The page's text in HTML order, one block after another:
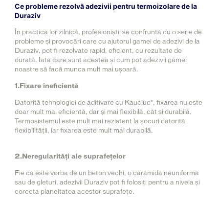
Ce probleme rezolvă adezivii pentru termoizolare de la
Duraziv
În practica lor zilnică, profesioniștii se confruntă cu o serie de
probleme și provocări care cu ajutorul gamei de adezivi de la
Duraziv, pot fi rezolvate rapid, eficient, cu rezultate de
durată. Iată care sunt acestea și cum pot adezivii gamei
noastre să facă munca mult mai ușoară.
1.Fixare ineficientă
Datorită tehnologiei de aditivare cu Kauciuc®, fixarea nu este
doar mult mai eficientă, dar și mai flexibilă, cât și durabilă.
Termosistemul este mult mai rezistent la șocuri datorită
flexibilității, iar fixarea este mult mai durabilă.
2.Neregularități ale suprafețelor
Fie că este vorba de un beton vechi, o cărămidă neuniformă
sau de gleturi, adezivii Duraziv pot fi folosiți pentru a nivela și
corecta planeitatea acestor suprafețe.